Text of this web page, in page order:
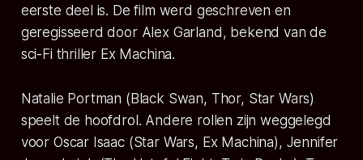
eerste deel is. De film werd geschreven en
geregisseerd door Alex Garland, bekend van de
sci-Fi thriller Ex Machina.
Natalie Portman (Black Swan, Thor, Star Wars)
speelt de hoofdrol. Andere rollen zijn weggelegd
voor Oscar Isaac (Star Wars, Ex Machina), Jennifer